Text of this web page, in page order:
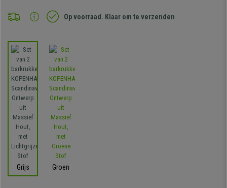
Op voorraad. Klaar om te verzenden
Grijs Groen